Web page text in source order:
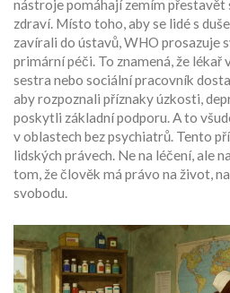
nástroje pomáhají zemím přestavět
zdraví. Místo toho, aby se lidé s
zavírali do ústavů, WHO prosazuje
primární péči. To znamená, že lékař
sestra nebo sociální pracovník
aby rozpoznali příznaky úzkosti,
poskytli základní podporu. A to
v oblastech bez psychiatrů. Tento
lidských právech. Ne na léčení, ale
tom, že člověk má právo na život,
svobodu.